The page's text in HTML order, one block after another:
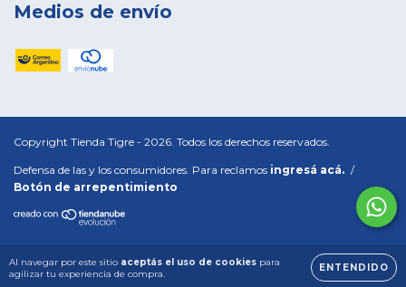
Al navegar por este sitio aceptás el uso de cookies para
agilizar tu experiencia de compra.
ENTENDIDO
Medios de envío
Copyright Tienda Tigre - 2026. Todos los derechos reservados.
Defensa de las y los consumidores. Para reclamos ingresá acá. /
Botón de arrepentimiento